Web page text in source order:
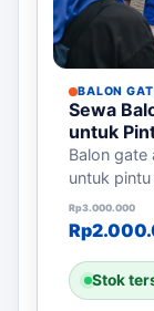
BALON
Sewa
untuk
Balon gate
untuk
Rp3.000.000
Harga
Rp
Harga
Stok